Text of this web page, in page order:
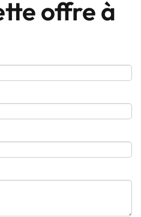
offre à